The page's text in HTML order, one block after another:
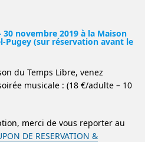
30 novembre 2019 à la Maison
Pugey (sur réservation avant le
du Temps Libre, venez
musicale : (18 €/adulte – 10
merci de vous reporter au
DE RESERVATION &